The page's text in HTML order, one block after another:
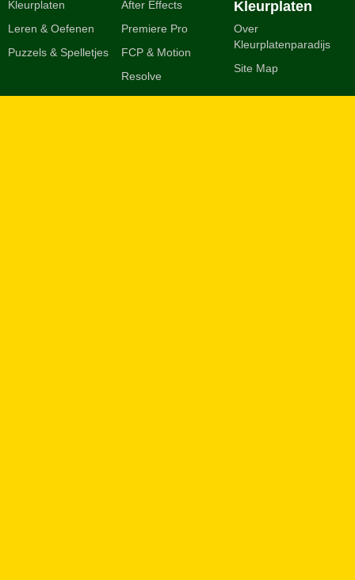
Kleurplaten
Leren & Oefenen
Puzzels & Spelletjes
After Effects
Premiere Pro
FCP & Motion
Resolve
Kleurplaten
Over
Kleurplatenparadijs
Site Map